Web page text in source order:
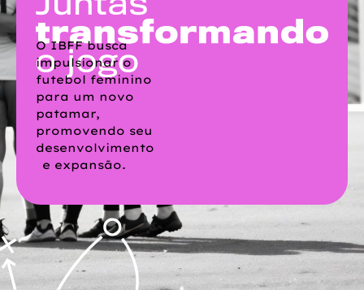
O IBFF busca
impulsionar o
futebol feminino
para um novo
patamar,
promovendo seu
desenvolvimento
e expansão.